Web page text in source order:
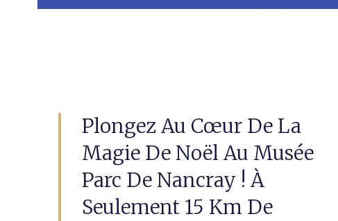
Plongez Au Cœur De La
Magie De Noël Au Musée
Parc De Nancray ! À
Seulement 15 Km De